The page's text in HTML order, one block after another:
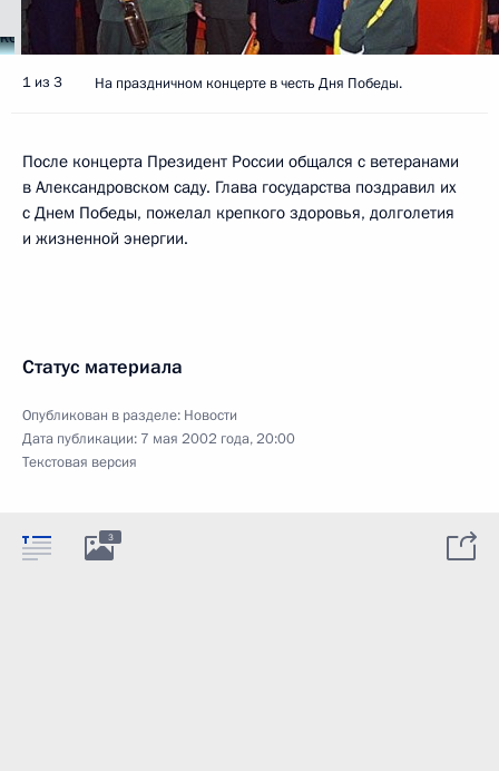
1 из 3 На праздничном концерте в честь Дня Победы.
После концерта Президент России общался с ветеранами
в Александровском саду. Глава государства поздравил их
с Днем Победы, пожелал крепкого здоровья, долголетия
и жизненной энергии.
Статус материала
Опубликован в разделе: Новости
Дата публикации: 7 мая 2002 года, 20:00
Текстовая версия
3